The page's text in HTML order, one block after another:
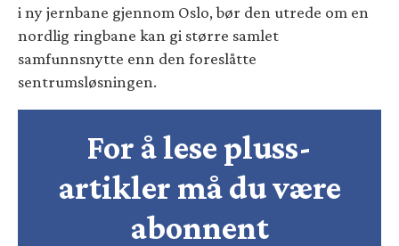
i ny jernbane gjennom Oslo, bør den utrede om en
nordlig ringbane kan gi større samlet
samfunnsnytte enn den foreslåtte
sentrumsløsningen.
For å lese pluss-
artikler må du være
abonnent